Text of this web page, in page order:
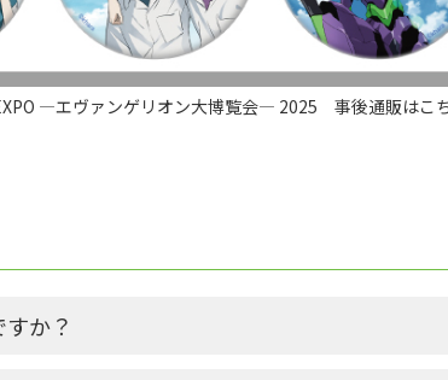
―エヴァンゲリオン大博覧会― 2025 事後通販はこ
か？